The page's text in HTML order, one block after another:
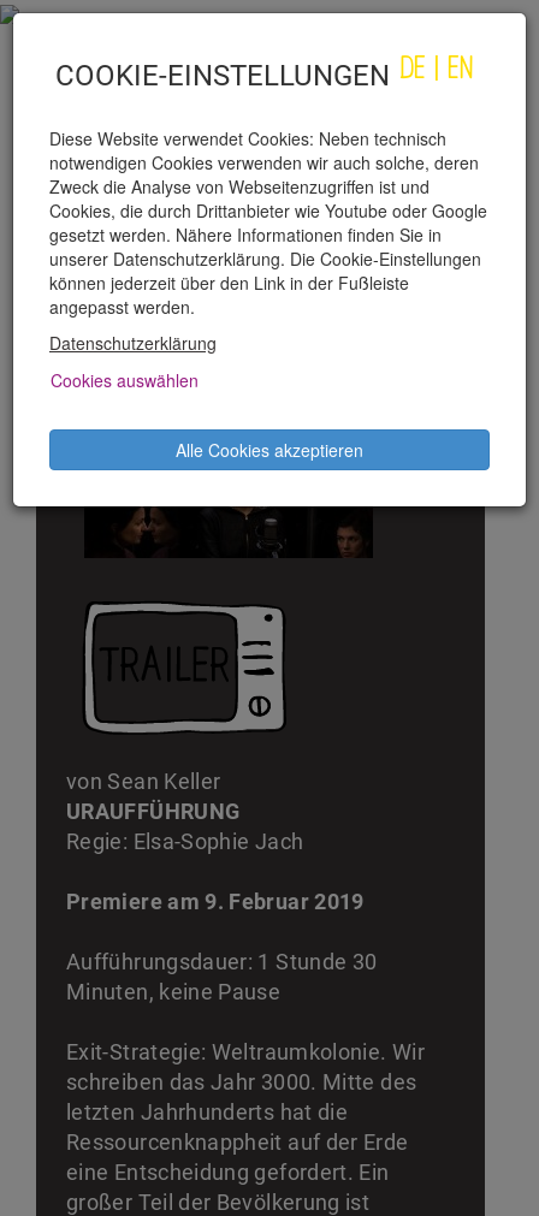
DE EN
PRODUKTIONEN
SOMMER
von Sean Keller
URAUFFÜHRUNG
Regie: Elsa-Sophie Jach
Premiere am 9. Februar 2019
Aufführungsdauer: 1 Stunde 30
Minuten, keine Pause
Exit-Strategie: Weltraumkolonie. Wir
schreiben das Jahr 3000. Mitte des
letzten Jahrhunderts hat die
Ressourcenknappheit auf der Erde
eine Entscheidung gefordert. Ein
großer Teil der Bevölkerung ist
COOKIE-EINSTELLUNGEN
Diese Website verwendet Cookies: Neben technisch
notwendigen Cookies verwenden wir auch solche, deren
Zweck die Analyse von Webseitenzugriffen ist und
Cookies, die durch Drittanbieter wie Youtube oder Google
gesetzt werden. Nähere Informationen finden Sie in
unserer Datenschutzerklärung. Die Cookie-Einstellungen
können jederzeit über den Link in der Fußleiste
angepasst werden.
Datenschutzerklärung
Cookies auswählen
Alle Cookies akzeptieren